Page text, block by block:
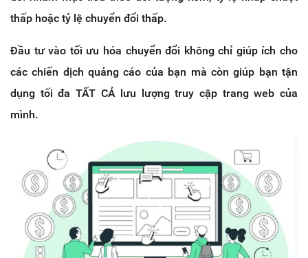
thấp hoặc tỷ lệ chuyển đổi thấp.
Đầu tư vào tối ưu hóa chuyển đổi không chỉ giúp ích cho
các chiến dịch quảng cáo của bạn mà còn giúp bạn tận
dụng tối đa TẤT CẢ lưu lượng truy cập trang web của
mình.